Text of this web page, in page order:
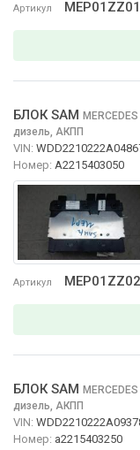
Артикул MEP01ZZ01
Артикул MEP01ZZ02
БЛОК SAM
дизель, АКПП
VIN:
Номер: A2215403050
БЛОК SAM
дизель, АКПП
VIN:
Номер: a2215403250